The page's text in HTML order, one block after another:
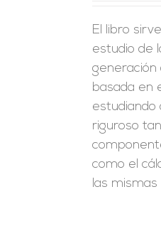
El libro
estudio de
generación
basada en
estudiando
riguroso
como el
las mismas